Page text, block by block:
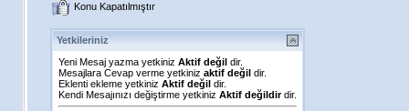
Konu Kapatılmıştır
Yetkileriniz
Yeni Mesaj yazma yetkiniz Aktif değildir.
Mesajlara Cevap verme yetkiniz aktif değildir.
Eklenti ekleme yetkiniz Aktif değildir.
Kendi Mesajınızı değiştirme yetkiniz Aktif değildirdir.